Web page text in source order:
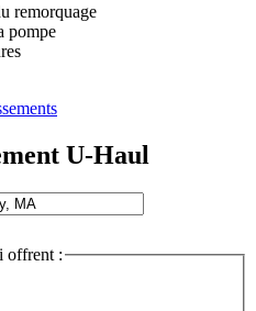
remorquage
pompe
U-Haul
offrent :